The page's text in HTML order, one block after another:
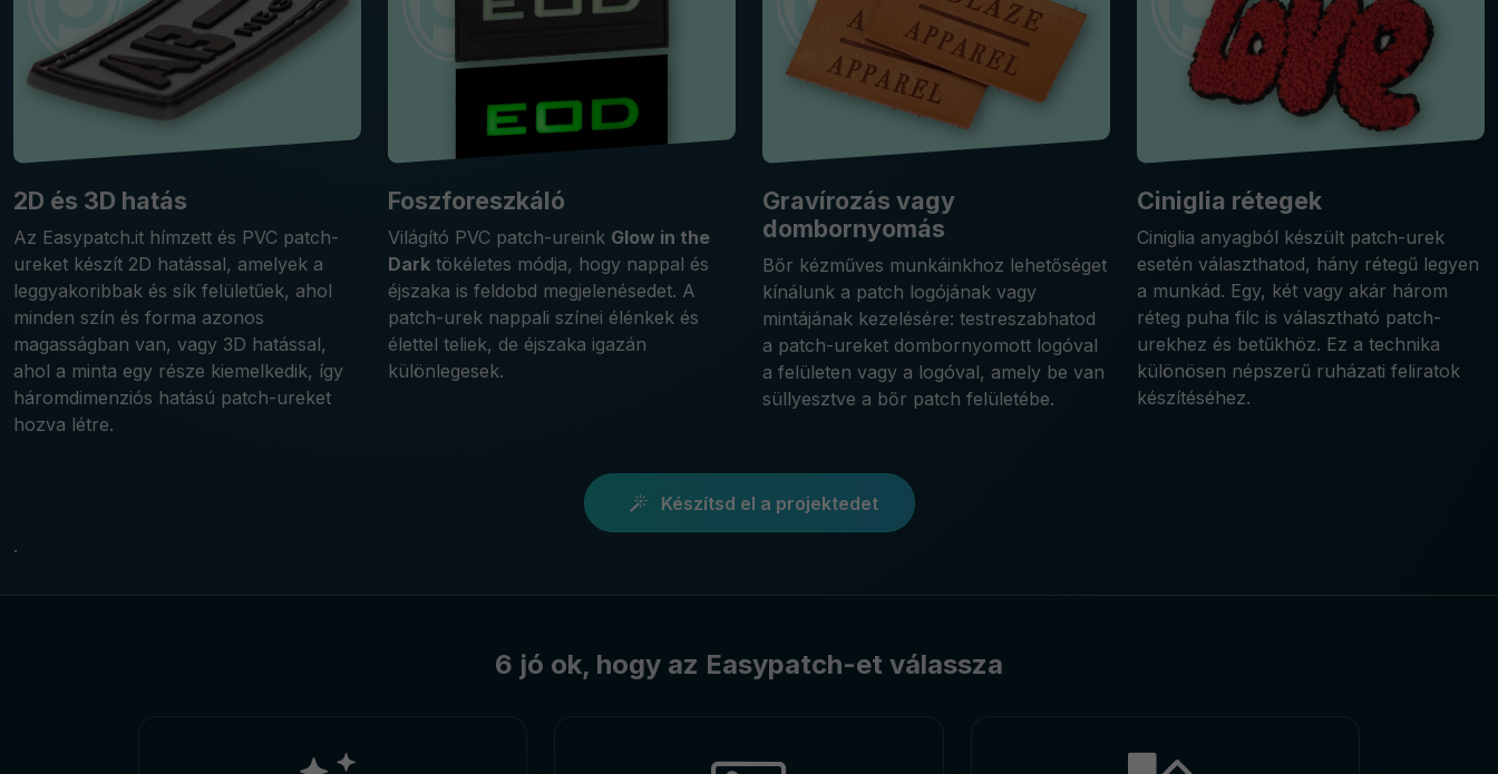
2D és 3D hatás
Az Easypatch.it hímzett és PVC patch-
ureket készít 2D hatással, amelyek a
leggyakoribbak és sík felületűek, ahol
minden szín és forma azonos
magasságban van, vagy 3D hatással,
ahol a minta egy része kiemelkedik, így
háromdimenziós hatású patch-ureket
hozva létre.
Foszforeszkáló
Világító PVC patch-ureink Glow in the
Dark tökéletes módja, hogy nappal és
éjszaka is feldobd megjelenésedet. A
patch-urek nappali színei élénkek és
élettel teliek, de éjszaka igazán
különlegesek.
Gravírozás vagy
dombornyomás
Bőr kézműves munkáinkhoz lehetőséget
kínálunk a patch logójának vagy
mintájának kezelésére: testreszabhatod
a patch-ureket dombornyomott logóval
a felületen vagy a logóval, amely be van
süllyesztve a bőr patch felületébe.
Ciniglia rétegek
Ciniglia anyagból készült patch-urek
esetén választhatod, hány rétegű legyen
a munkád. Egy, két vagy akár három
réteg puha filc is választható patch-
urekhez és betűkhöz. Ez a technika
különösen népszerű ruházati feliratok
készítéséhez.
Készítsd el a projektedet
.
6 jó ok, hogy az Easypatch-et válassza